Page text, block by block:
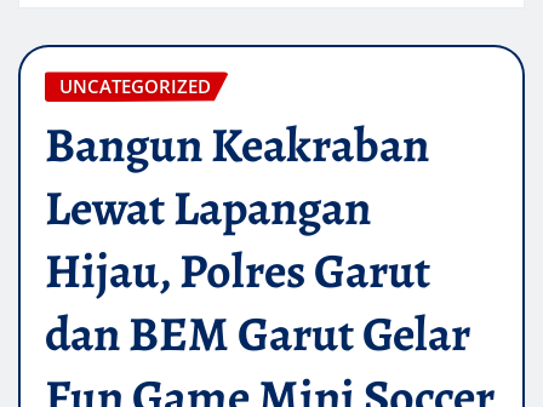
UNCATEGORIZED
Bangun Keakraban
Lewat Lapangan
Hijau, Polres Garut
dan BEM Garut Gelar